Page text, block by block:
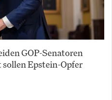
GOP-Senatoren
sollen Epstein-Opfer